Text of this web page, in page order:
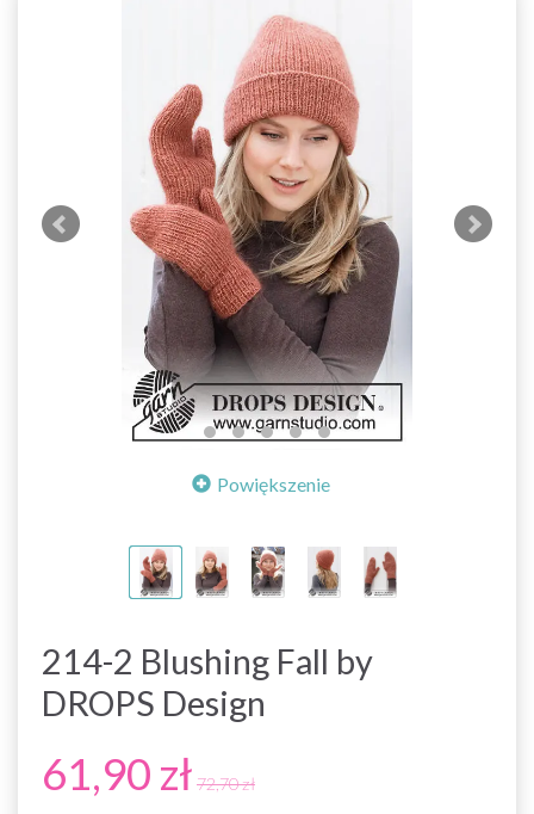
Powiększenie
214-2 Blushing Fall by
DROPS Design
61,90 zł 72,70 zł